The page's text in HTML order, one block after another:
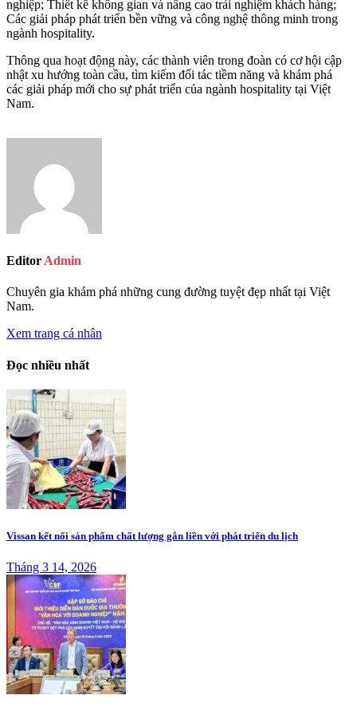
nghiệp; Thiết kế không gian và nâng cao trải nghiệm khách hàng;
Các giải pháp phát triển bền vững và công nghệ thông minh trong
ngành hospitality.
Thông qua hoạt động này, các thành viên trong đoàn có cơ hội cập
nhật xu hướng toàn cầu, tìm kiếm đối tác tiềm năng và khám phá
các giải pháp mới cho sự phát triển của ngành hospitality tại Việt
Nam.
Editor Admin
Chuyên gia khám phá những cung đường tuyệt đẹp nhất tại Việt
Nam.
Xem trang cá nhân
Đọc nhiều nhất
Vissan kết nối sản phẩm chất lượng gắn liền với phát triển du lịch
Tháng 3 14, 2026